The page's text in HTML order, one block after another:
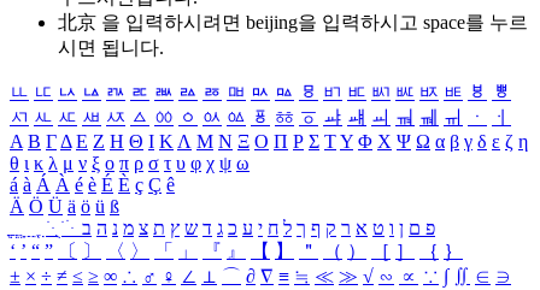
北京 을 입력하시려면 beijing을 입력하시고 space를 누르
시면 됩니다.
ㅥ ㅦ ㅧ ㅨ ㅩ ㅪ ㅫ ㅬ ㅭ ㅮ ㅯ ㅰ ㅱ ㅲ ㅳ ㅴ ㅵ ㅶ ㅷ ㅸ
ㅹ
ㅺ ㅻ ㅼ ㅽ ㅾ ㅿ ㆀ ㆁ ㆂ ㆃ ㆄ ㆅ ㆆ ㆇ ㆈ ㆉ ㆊ ㆋ ㆌ ㆍ
ㆎ
Α Β ΓΔ Ε Ζ Η Θ Ι ΚΛ Μ Ν Ξ Ο Π Ρ Σ ΤΥ Φ Χ Ψ Ω α β γ δ ε ζ η
θ ι κ λ μ ν ξ ο π ρ σ τ υ φ χ ψ ω
á à Á À é è É È ç Ç ê
Ä Ö Ü ä ö ü ß
ִֶֹ ֻּ ׁׂ פ ם ן ו ט א ר ק ף ך ל ח י ע כ ג ד ש ץ ת צ מ נ ה ב
‘ ’ “ ” 〔 〕 〈 〉 「 」 『 』 【 】 ＂ （ ） ［ ］ ｛ ｝
± × ÷ ≠ ≤ ≥ ∞ ∴ ♂ ♀ ∠ ⊥ ⌒ ∂ ∇ ≡ ≒ ≪ ≫ √ ∽ ∝ ∵ ∫ ∬ ∈ ∋